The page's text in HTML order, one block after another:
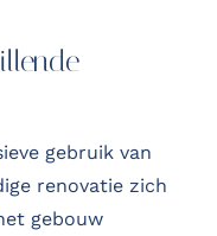
gebruik van
renovatie zich
gebouw